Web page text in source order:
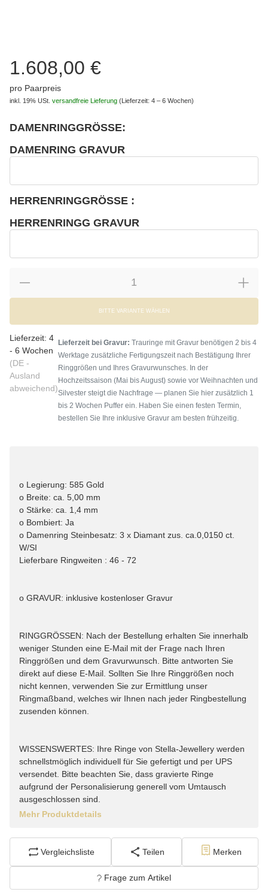
1.608,00 €
pro Paarpreis
inkl. 19% USt. versandfreie Lieferung (Lieferzeit: 4 – 6 Wochen)
DAMENRINGGRÖSSE:
DAMENRING GRAVUR
HERRENRINGGRÖSSE :
HERRENRINGG GRAVUR
BITTE VARIANTE WÄHLEN
Lieferzeit: 4
- 6 Wochen
(DE -
Ausland
abweichend)
Lieferzeit bei Gravur: Trauringe mit Gravur benötigen 2 bis 4
Werktage zusätzliche Fertigungszeit nach Bestätigung Ihrer
Ringgrößen und Ihres Gravurwunsches. In der
Hochzeitssaison (Mai bis August) sowie vor Weihnachten und
Silvester steigt die Nachfrage — planen Sie hier zusätzlich 1
bis 2 Wochen Puffer ein. Haben Sie einen festen Termin,
bestellen Sie Ihre inklusive Gravur am besten frühzeitig.
o Legierung: 585 Gold
o Breite: ca. 5,00 mm
o Stärke: ca. 1,4 mm
o Bombiert: Ja
o Damenring Steinbesatz: 3 x Diamant zus. ca.0,0150 ct.
W/SI
Lieferbare Ringweiten : 46 - 72
o GRAVUR: inklusive kostenloser Gravur
RINGGRÖSSEN: Nach der Bestellung erhalten Sie innerhalb
weniger Stunden eine E-Mail mit der Frage nach Ihren
Ringgrößen und dem Gravurwunsch. Bitte antworten Sie
direkt auf diese E-Mail. Sollten Sie Ihre Ringgrößen noch
nicht kennen, verwenden Sie zur Ermittlung unser
Ringmaßband, welches wir Ihnen nach jeder Ringbestellung
zusenden können.
WISSENSWERTES: Ihre Ringe von Stella-Jewellery werden
schnellstmöglich individuell für Sie gefertigt und per UPS
versendet. Bitte beachten Sie, dass gravierte Ringe
aufgrund der Personalisierung generell vom Umtausch
ausgeschlossen sind.
Mehr Produktdetails
Vergleichsliste Teilen Merken
Frage zum Artikel